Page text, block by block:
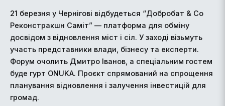
21 березня у Чернігові відбудеться “Добробат & Co
Реконстракшн Саміт” — платформа для обміну
досвідом з відновлення міст і сіл. У заході візьмуть
участь представники влади, бізнесу та експерти.
Форум очолить Дмитро Іванов, а спеціальним гостем
буде гурт ONUKA. Проєкт спрямований на спрощення
планування відновлення і залучення інвестицій для
громад.